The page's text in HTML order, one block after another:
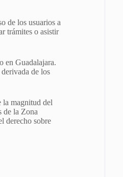
de los usuarios a
trámites o asistir
en Guadalajara.
de los
la magnitud del
de la Zona
derecho sobre